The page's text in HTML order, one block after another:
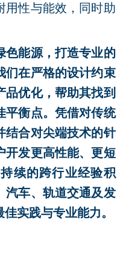
用性与能效，同时助
色能源，打造专业的
们在严格的设计约束
品优化，帮助其找到
平衡点。凭借对传统
结合对尖端技术的针
开发更高性能、更短
续的跨行业经验积
汽车、轨道交通及发
实践与专业能力。